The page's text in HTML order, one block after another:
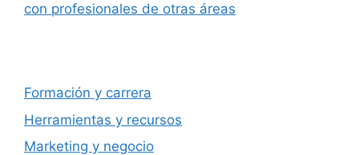
con profesionales de otras áreas
Formación y carrera
Herramientas y recursos
Marketing y negocio